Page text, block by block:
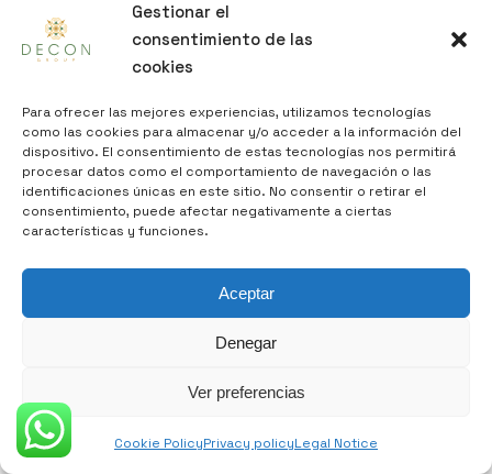
Gestionar el
consentimiento de las
cookies
Para ofrecer las mejores experiencias, utilizamos tecnologías
como las cookies para almacenar y/o acceder a la información del
dispositivo. El consentimiento de estas tecnologías nos permitirá
procesar datos como el comportamiento de navegación o las
identificaciones únicas en este sitio. No consentir o retirar el
consentimiento, puede afectar negativamente a ciertas
características y funciones.
Aceptar
Denegar
Ver preferencias
Cookie PolicyPrivacy policyLegal Notice
Project Calle
Consell de Cent,
322 in Barcelona
Decon Group presents this spectacular project